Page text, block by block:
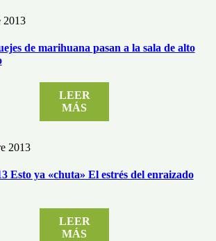
2013
de marihuana pasan a la sala de alto
LEER
MÁS
2013
Esto ya «chuta» El estrés del enraizado
LEER
MÁS